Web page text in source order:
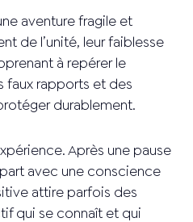
aventure fragile et
de l’unité, leur faiblesse
à repérer le
faux rapports et des
durablement.
Après une pause
avec une conscience
attire parfois des
qui se connaît et qui